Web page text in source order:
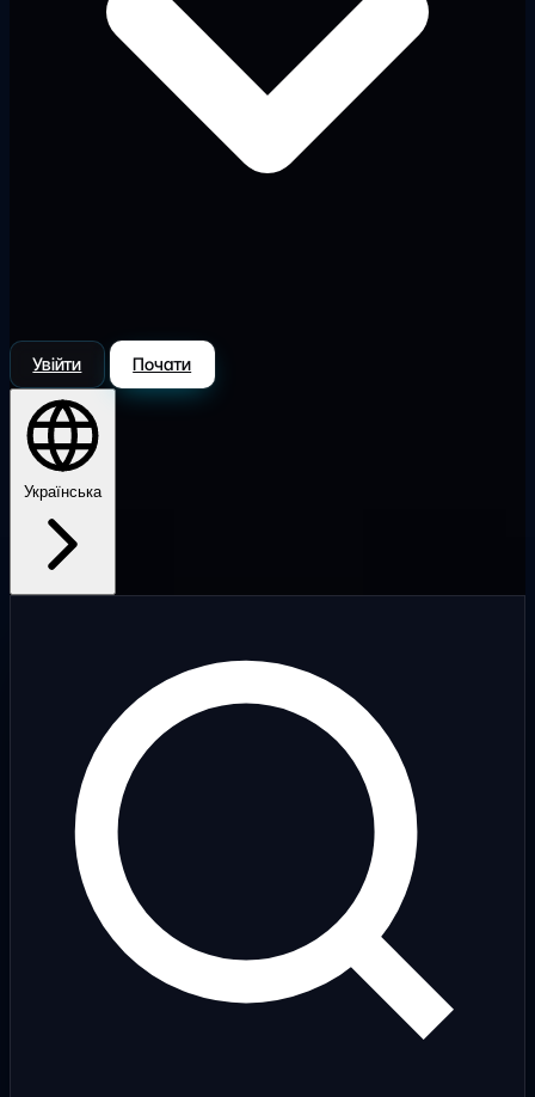
Увійти Почати
Українська